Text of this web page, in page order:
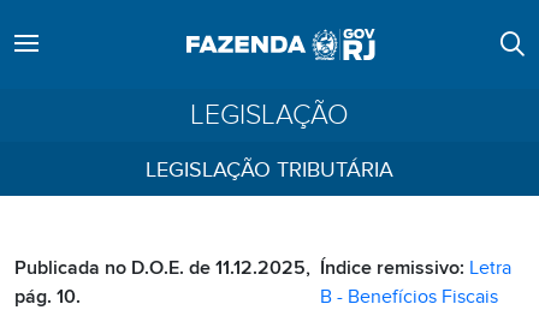
LEGISLAÇÃO
LEGISLAÇÃO TRIBUTÁRIA
Publicada no D.O.E. de 11.12.2025,
pág. 10.
Índice remissivo: Letra
B - Benefícios Fiscais